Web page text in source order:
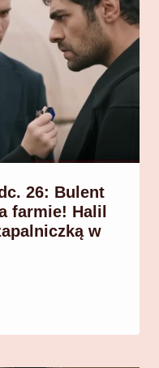
26: Bulent
farmie! Halil
w